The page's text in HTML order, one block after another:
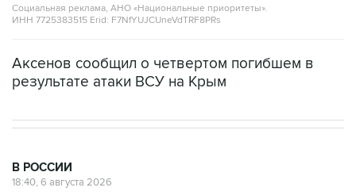
Социальная реклама, АНО «Национальные приоритеты».
ИНН 7725383515 Erid: F7NfYUJCUneVdTRF8PRs
Аксенов сообщил о четвертом погибшем в
результате атаки ВСУ на Крым
В РОССИИ
18:40, 6 августа 2026